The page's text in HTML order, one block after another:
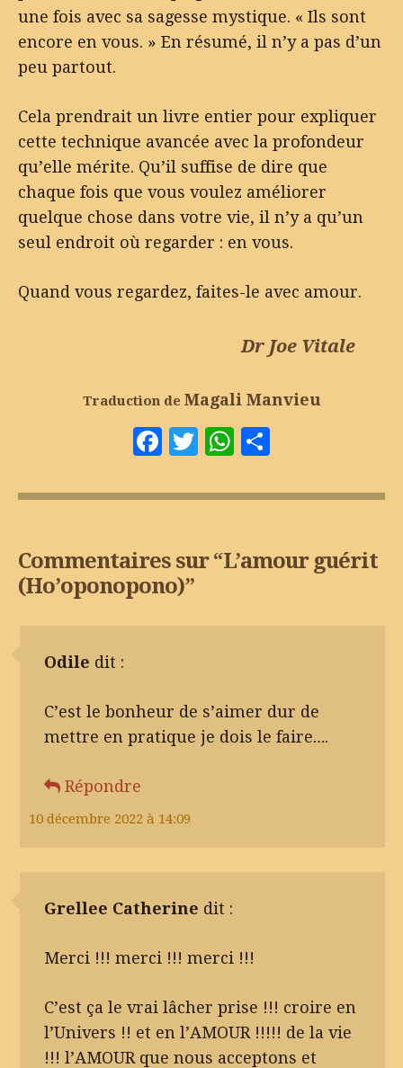
une fois avec sa sagesse mystique. « Ils sont
encore en vous. » En résumé, il n’y a pas d’un
peu partout.
Cela prendrait un livre entier pour expliquer
cette technique avancée avec la profondeur
qu’elle mérite. Qu’il suffise de dire que
chaque fois que vous voulez améliorer
quelque chose dans votre vie, il n’y a qu’un
seul endroit où regarder : en vous.
Quand vous regardez, faites-le avec amour.
Dr Joe Vitale
Traduction de Magali Manvieu
Facebook
Twitter
WhatsApp
Commentaires sur “L’amour guérit
(Ho’oponopono)”
Odile dit :
10 décembre 2022 à 14:09
C’est le bonheur de s’aimer dur de
mettre en pratique je dois le faire….
Répondre
Grellee Catherine dit :
Merci !!! merci !!! merci !!!
C’est ça le vrai lâcher prise !!! croire en
l’Univers !! et en l’AMOUR !!!!! de la vie
!!! l’AMOUR que nous acceptons et